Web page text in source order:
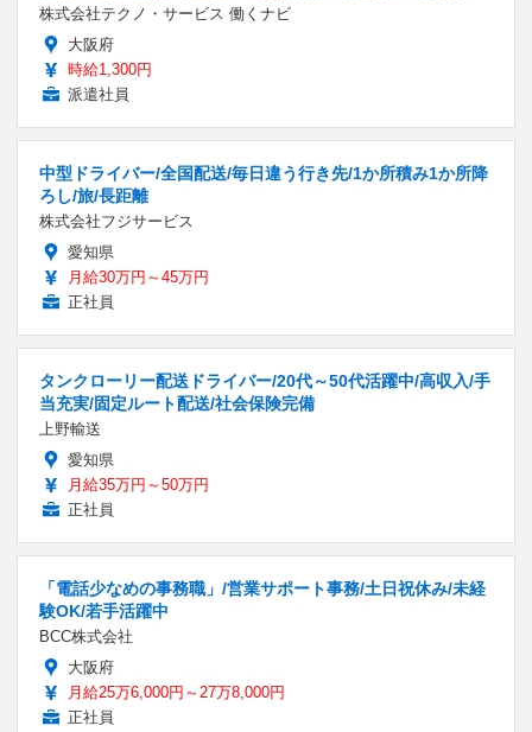
株式会社テクノ・サービス 働くナビ
大阪府
時給1,300円
派遣社員
中型ドライバー/全国配送/毎日違う行き先/1か所積み1か所降
ろし/旅/長距離
株式会社フジサービス
愛知県
月給30万円～45万円
正社員
タンクローリー配送ドライバー/20代～50代活躍中/高収入/手
当充実/固定ルート配送/社会保険完備
上野輸送
愛知県
月給35万円～50万円
正社員
「電話少なめの事務職」/営業サポート事務/土日祝休み/未経
験OK/若手活躍中
BCC株式会社
大阪府
月給25万6,000円～27万8,000円
正社員